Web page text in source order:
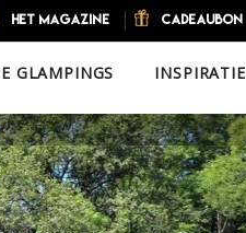
HET MAGAZINE CADEAUBON
GLAMPINGS INSPIRATIE